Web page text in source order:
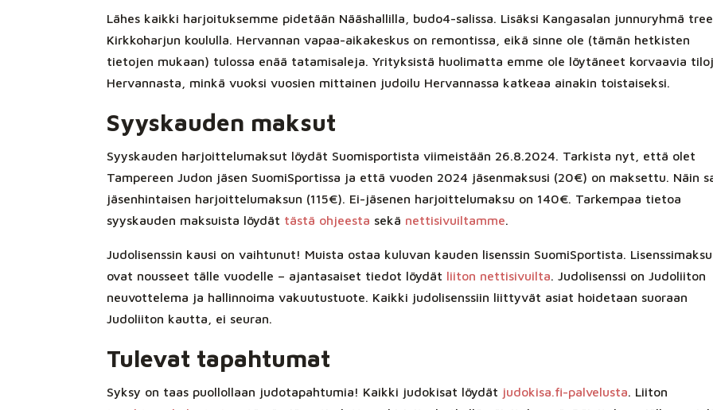
Lähes kaikki harjoituksemme pidetään Nääshallilla, budo4-salissa. Lisäksi Kangasalan junnuryhmä
Kirkkoharjun koululla. Hervannan vapaa-aikakeskus on remontissa, eikä sinne ole (tämän hetkisten
tietojen mukaan) tulossa enää tatamisaleja. Yrityksistä huolimatta emme ole löytäneet korvaavia
Hervannasta, minkä vuoksi vuosien mittainen judoilu Hervannassa katkeaa ainakin toistaiseksi.
Syyskauden maksut
Syyskauden harjoittelumaksut löydät Suomisportista viimeistään 26.8.2024. Tarkista nyt, että olet
Tampereen Judon jäsen SuomiSportissa ja että vuoden 2024 jäsenmaksusi (20€) on maksettu. Näin
jäsenhintaisen harjoittelumaksun (115€). Ei-jäsenen harjoittelumaksu on 140€. Tarkempaa tietoa
syyskauden maksuista löydät tästä ohjeesta sekä nettisivuiltamme.
Judolisenssin kausi on vaihtunut! Muista ostaa kuluvan kauden lisenssin SuomiSportista.
ovat nousseet tälle vuodelle – ajantasaiset tiedot löydät liiton nettisivuilta. Judolisenssi on Judoliiton
neuvottelema ja hallinnoima vakuutustuote. Kaikki judolisenssiin liittyvät asiat hoidetaan suoraan
Judoliiton kautta, ei seuran.
Tulevat tapahtumat
Syksy on taas puollollaan judotapahtumia! Kaikki judokisat löydät judokisa.fi-palvelusta. Liiton